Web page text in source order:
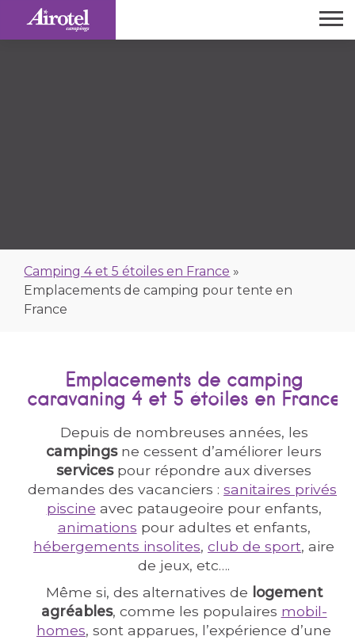
Camping 4 et 5 étoiles en France »
Emplacements de camping pour tente en
France
Emplacements de camping
caravaning 4 et 5 étoiles en France
Depuis de nombreuses années, les
campingsne cessent d’améliorer leurs
servicespour répondre aux diverses
demandes des vacanciers :sanitaires privés
piscine avec pataugeoire pour enfants,
animations pour adultes et enfants,
hébergements insolites,club de sport, aire
de jeux, etc….
Même si, des alternatives de logement
agréables, comme les populaires mobil-
homes, sont apparues, l’expérience d’une